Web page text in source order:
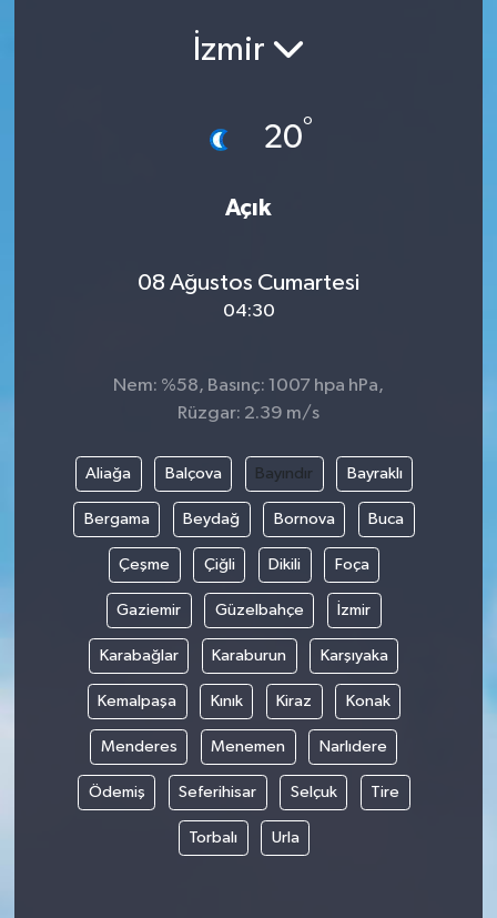
İzmir
20°
Açık
08 Ağustos Cumartesi
04:30
Nem: %58, Basınç: 1007 hpa hPa,
Rüzgar: 2.39 m/s
Aliağa Balçova Bayındır Bayraklı
Bergama Beydağ Bornova Buca
Çeşme Çiğli Dikili Foça
Gaziemir Güzelbahçe İzmir
Karabağlar Karaburun Karşıyaka
Kemalpaşa Kınık Kiraz Konak
Menderes Menemen Narlıdere
Ödemiş Seferihisar Selçuk Tire
Torbalı Urla